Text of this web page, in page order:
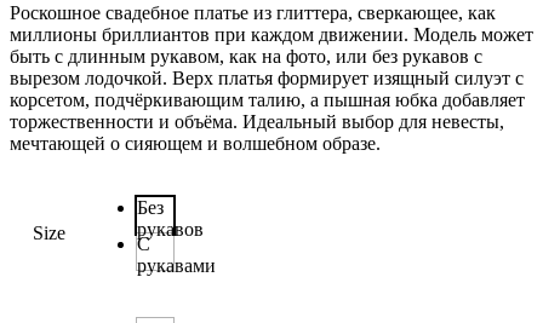
Роскошное свадебное платье из глиттера, сверкающее, как
миллионы бриллиантов при каждом движении. Модель может
быть с длинным рукавом, как на фото, или без рукавов с
вырезом лодочкой. Верх платья формирует изящный силуэт с
корсетом, подчёркивающим талию, а пышная юбка добавляет
торжественности и объёма. Идеальный выбор для невесты,
мечтающей о сияющем и волшебном образе.
Size
Без
рукавов
С
рукавами